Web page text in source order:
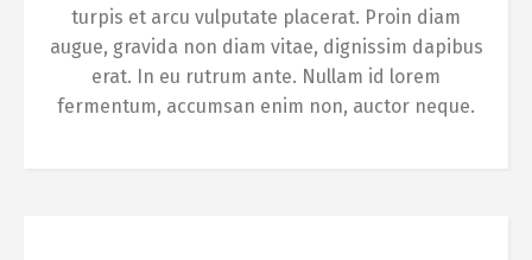
turpis et arcu vulputate placerat. Proin diam
augue, gravida non diam vitae, dignissim dapibus
erat. In eu rutrum ante. Nullam id lorem
fermentum, accumsan enim non, auctor neque.